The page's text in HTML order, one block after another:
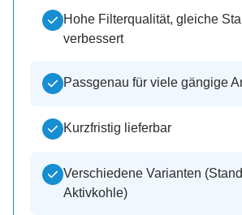
Hohe Filterqualität, gleiche
verbessert
Passgenau für viele gängige
Kurzfristig lieferbar
Verschiedene Varianten
Aktivkohle)